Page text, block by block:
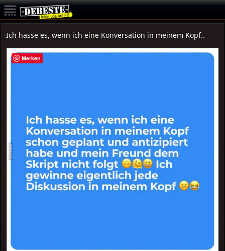
Ich hasse es, wenn ich eine Konversation in meinem Kopf..
Merken